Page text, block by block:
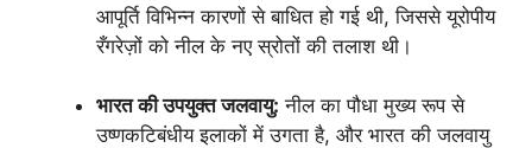
आपूर्ति विभिन्न कारणों से बाधित हो गई थी, जिससे यूरोपीय
रँगरेज़ों को नील के नए स्रोतों की तलाश थी।
भारत की उपयुक्त जलवायु: नील का पौधा मुख्य रूप से
उष्णकटिबंधीय इलाकों में उगता है, और भारत की जलवायु